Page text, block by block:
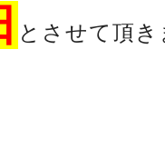
とさせて頂き